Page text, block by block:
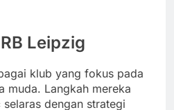
Leipzig
klub yang fokus pada
muda. Langkah mereka
dengan strategi